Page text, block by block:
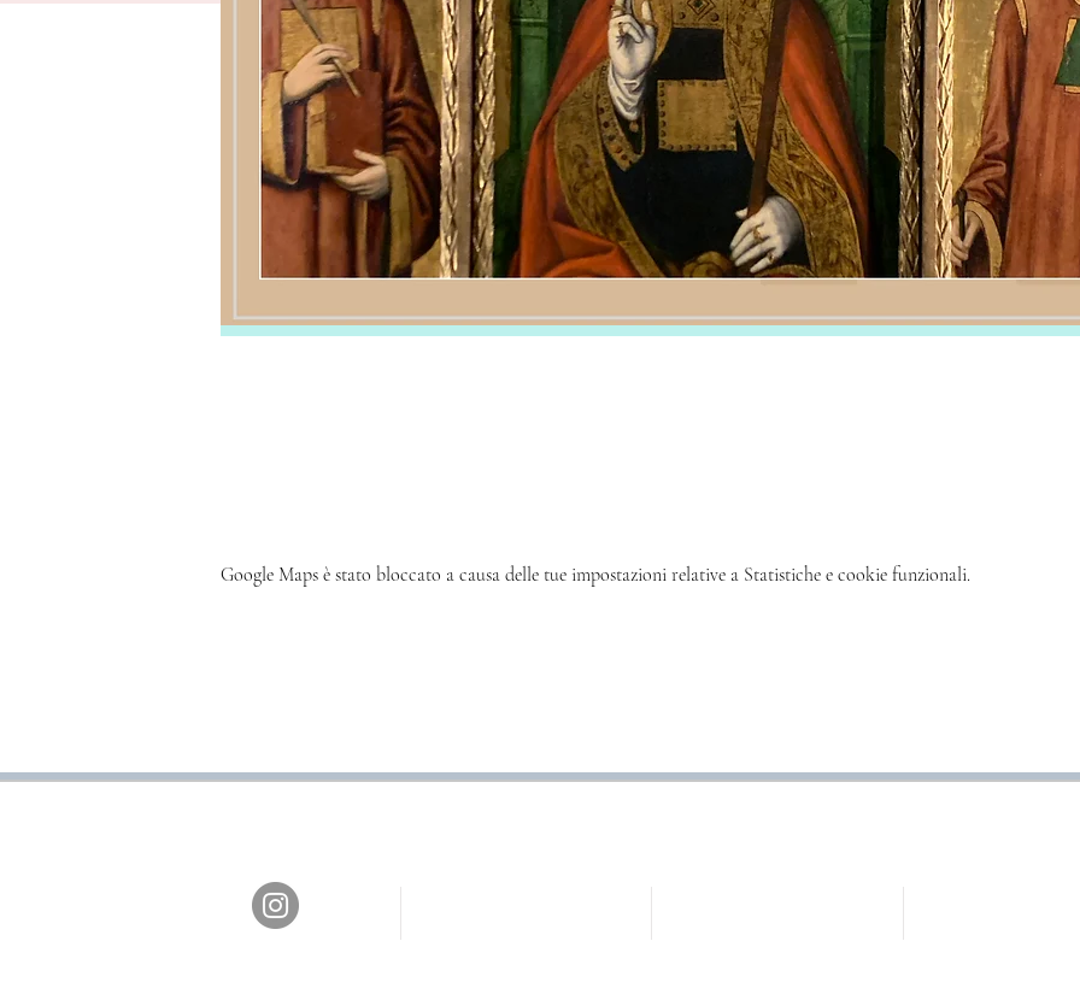
Google Maps è stato bloccato a causa delle tue impostazioni relative a Statistiche e cookie funzionali.